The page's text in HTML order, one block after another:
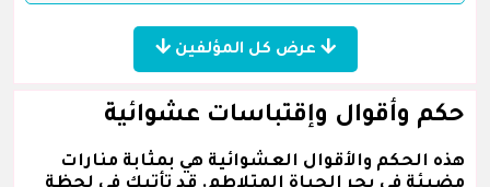
عرض كل المؤلفين
حكم وأقوال وإقتباسات عشوائية
هذه الحكم والأقوال العشوائية هي بمثابة منارات